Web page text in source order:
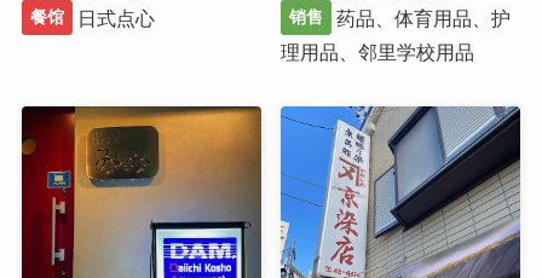
餐馆 日式点心 销售
药品、体育用品、护
理用品、邻里学校用品